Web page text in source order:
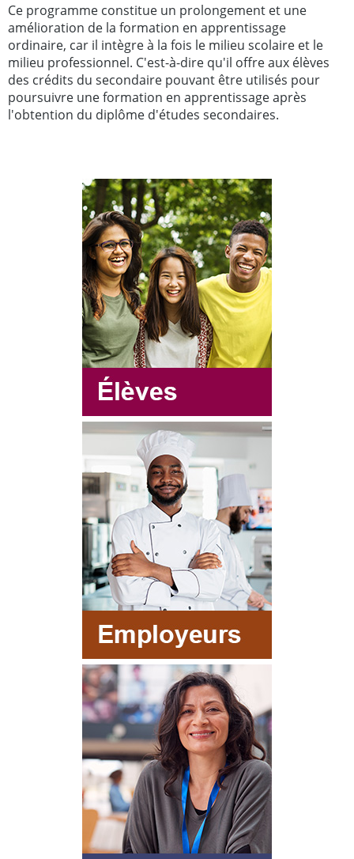
Ce programme constitue un prolongement et une
amélioration de la formation en apprentissage
ordinaire, car il intègre à la fois le milieu scolaire et le
milieu professionnel. C'est-à-dire qu'il offre aux élèves
des crédits du secondaire pouvant être utilisés pour
poursuivre une formation en apprentissage après
l'obtention du diplôme d'études secondaires.